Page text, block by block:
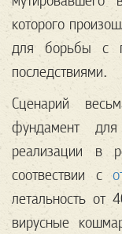
которого
для борьбы с
последствиями.
Сценарий
фундамент
реализации в
соотвествии с
летальность от
вирусные